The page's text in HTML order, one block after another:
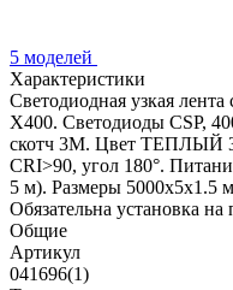
5 моделей
Характеристики
Светодиодная узкая
X400. Светодиоды CSP,
скотч 3M. Цвет ТЕПЛЫЙ
CRI>90, угол 180°.
5 м). Размеры 5000х5х1.5
Обязательна установка на
Общие
Артикул
041696(1)